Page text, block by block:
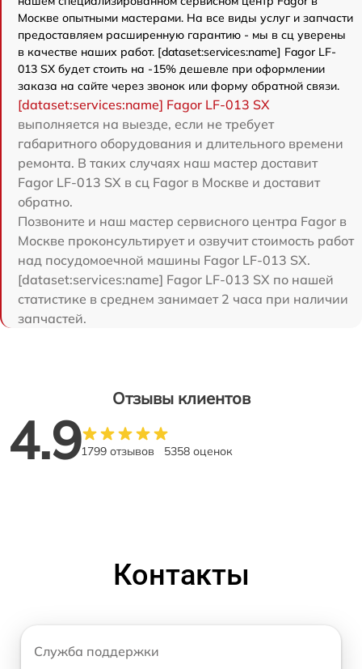
Москве опытными мастерами. На все виды услуг и запчасти
предоставляем расширенную гарантию - мы в сц уверены
в качестве наших работ. [dataset:services:name] Fagor LF-
013 SX будет стоить на -15% дешевле при оформлении
заказа на сайте через звонок или форму обратной связи.
[dataset:services:name] Fagor LF-013 SX
выполняется на выезде, если не требует
габаритного оборудования и длительного времени
ремонта. В таких случаях наш мастер доставит
Fagor LF-013 SX в сц Fagor в Москве и доставит
обратно.
Позвоните и наш мастер сервисного центра Fagor в
Москве проконсультирует и озвучит стоимость работ
над посудомоечной машины Fagor LF-013 SX.
[dataset:services:name] Fagor LF-013 SX по нашей
статистике в среднем занимает 2 часа при наличии
запчастей.
Отзывы клиентов
4.91799 отзывов 5358 оценок
Контакты
Служба поддержки